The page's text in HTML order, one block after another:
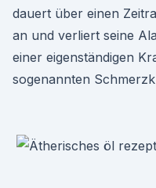
dauert über einen
an und verliert seine
einer eigenständigen
sogenannten